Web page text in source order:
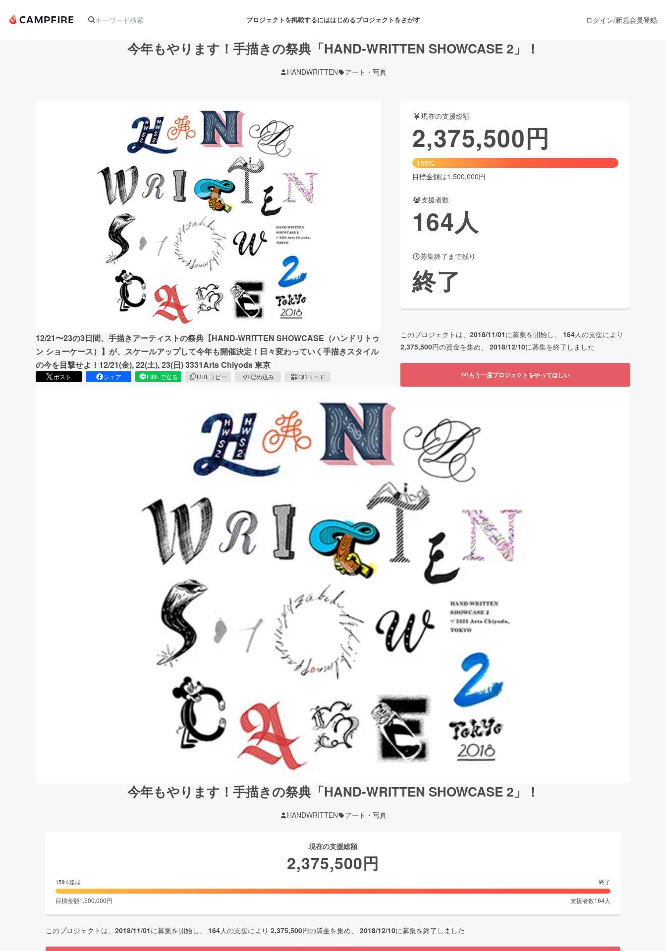
プロジェクトを掲載するにははじめるプロジェクトをさがす
アート・写真 音楽 舞台・パフォーマンス
テクノロジー・ガジェット ゲーム・サービス開発 フード・飲食店 ファッション
映像・映画 書籍・雑誌出版
ビジネス・起業 チャレンジ ビューティー・ヘルスケア
まちづくり・地域活性化
CAMPFIRE for Social Good
CAMPFIREふるさと納税
ログイン/新規会員登録
今年もやります！手描きの祭典「HAND-WRITTEN SHOWCASE 2」！
HANDWRITTEN アート・写真
12/21〜23の3日間、手描きアーティストの祭典【HAND-WRITTEN SHOWCASE（ハンドリトゥ
ン ショーケース）】が、スケールアップして今年も開催決定！日々変わっていく手描きスタイル
の今を目撃せよ！12/21(金), 22(土), 23(日) 3331Arts Chiyoda 東京
ポスト シェア LINEで送る URLコピー 埋め込み QRコード
現在の支援総額
2,375,500円
158%
目標金額は1,500,000円
支援者数
164人
募集終了まで残り
終了
このプロジェクトは、 2018/11/01に募集を開始し、 164人の支援により
2,375,500円の資金を集め、 2018/12/10に募集を終了しました
もう一度プロジェクトをやってほしい
今年もやります！手描きの祭典「HAND-WRITTEN SHOWCASE 2」！
HANDWRITTEN アート・写真
現在の支援総額
2,375,500円
158%達成 終了
目標金額1,500,000円 支援者数164人
このプロジェクトは、 2018/11/01に募集を開始し、 164人の支援により 2,375,500円の資金を集め、 2018/12/10に募集を終了しました